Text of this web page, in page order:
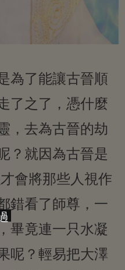
為了能讓古晉順
了之了，憑什麼
，去為古晉的劫
？就因為古晉是
會將那些人視作
錯看了師尊，一
畢竟連一只水凝
呢？輕易把大澤